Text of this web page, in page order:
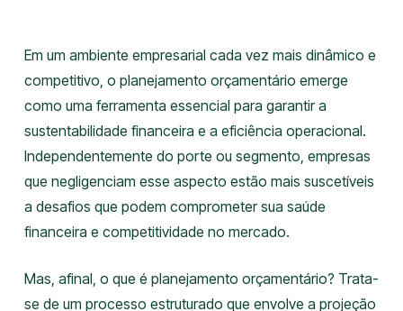
Em um ambiente empresarial cada vez mais dinâmico e
competitivo, o planejamento orçamentário emerge
como uma ferramenta essencial para garantir a
sustentabilidade financeira e a eficiência operacional.
Independentemente do porte ou segmento, empresas
que negligenciam esse aspecto estão mais suscetíveis
a desafios que podem comprometer sua saúde
financeira e competitividade no mercado.
Mas, afinal, o que é planejamento orçamentário? Trata-
se de um processo estruturado que envolve a projeção